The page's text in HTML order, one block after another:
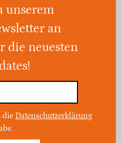
und eine
wenn in einer
unserem
an
die neuesten
die Datenschutzerklärung